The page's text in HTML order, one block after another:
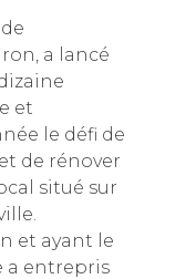
a lancé
et
le défi de
de rénover
situé sur
et ayant le
a entrepris